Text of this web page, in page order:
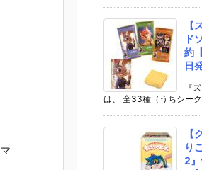
【
ド
約
日
『
は、 全33種（うちシー
【
り
2』